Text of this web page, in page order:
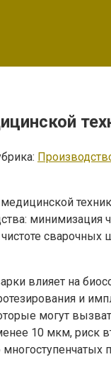
минимизация
влияет на
и
могут
10 мкм, риск